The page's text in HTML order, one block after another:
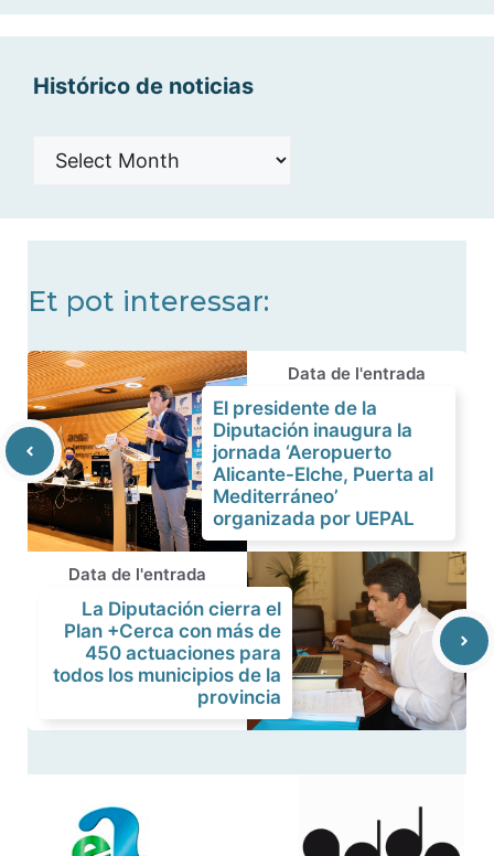
Histórico de noticias
Histórico
Et pot interessar:
Data de l'entrada
El presidente de la
Diputación inaugura la
jornada ‘Aeropuerto
Alicante-Elche, Puerta al
Mediterráneo’
organizada por UEPAL
Data de l'entrada
La Diputación cierra el
Plan +Cerca con más de
450 actuaciones para
todos los municipios de la
provincia